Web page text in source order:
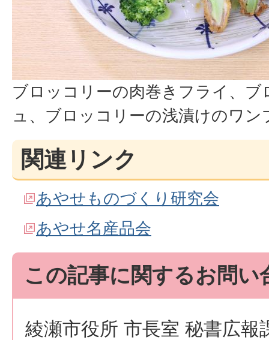
ブロッコリーの肉巻きフライ、
ュ、ブロッコリーの浅漬けのワン
関連リンク
あやせものづくり研究会
あやせ名産品会
この記事に関するお問い
綾瀬市役所 市長室 秘書広報